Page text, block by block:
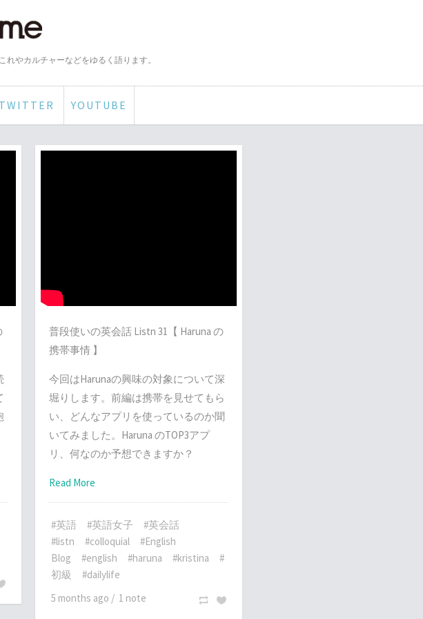
やカルチャーなどをゆるく語ります。
TWITTER YOUTUBE
普段使いの英会話 Listn 31【 Haruna の
携帯事情 】
今回はHarunaの興味の対象について深
堀りします。前編は携帯を見せてもら
い、どんなアプリを使っているのか聞
いてみました。Haruna のTOP3アプ
リ、何なのか予想できますか？
Read More
#英語 #英語女子
#英会話
#listn
#colloquial
#English
Blog
#english #haruna #kristina
#
初級
#dailylife
5 months ago / 1 note